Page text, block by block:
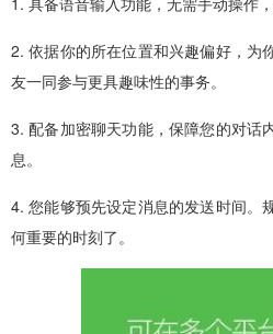
2. 依据你的所在位置和兴趣偏好，为
友一同参与更具趣味性的事务。
3. 配备加密聊天功能，保障您的对话
息。
4. 您能够预先设定消息的发送时间。
何重要的时刻了。